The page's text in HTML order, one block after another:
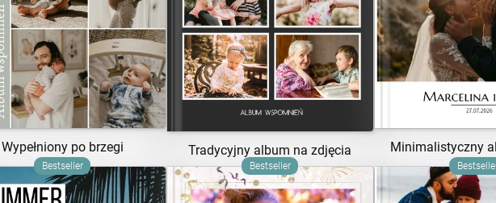
Wypełniony po brzegi
ZOBACZ SZABLON
Tradycyjny album na zdjęcia
ZOBACZ SZABLON
Minimalistyczny
ZOBACZ
Bestseller Bestseller